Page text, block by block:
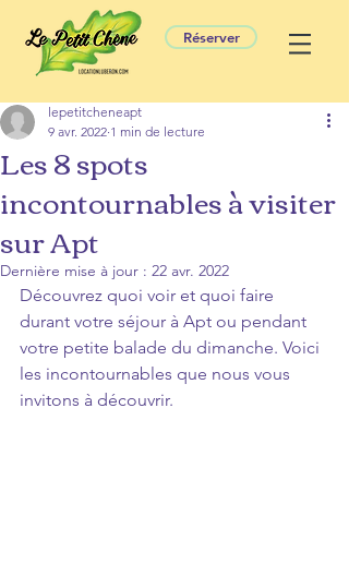
Réserver
Les 8 spots
incontournables à visiter
sur Apt
lepetitcheneapt
9 avr. 2022 1 min de lecture
Dernière mise à jour : 22 avr. 2022
Découvrez quoi voir et quoi faire
durant votre séjour à Apt ou pendant
votre petite balade du dimanche. Voici
les incontournables que nous vous
invitons à découvrir.